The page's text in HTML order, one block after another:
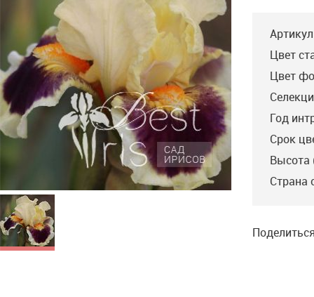
Цвет
Цвет
Год
Срок
Высота
Страна